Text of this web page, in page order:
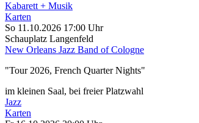
Kabarett + Musik
Karten
So 11.10.2026 17:00 Uhr
Schauplatz Langenfeld
New Orleans Jazz Band of Cologne
"Tour 2026, French Quarter Nights"
im kleinen Saal, bei freier Platzwahl
Jazz
Karten